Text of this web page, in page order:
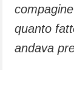
quanto
andava